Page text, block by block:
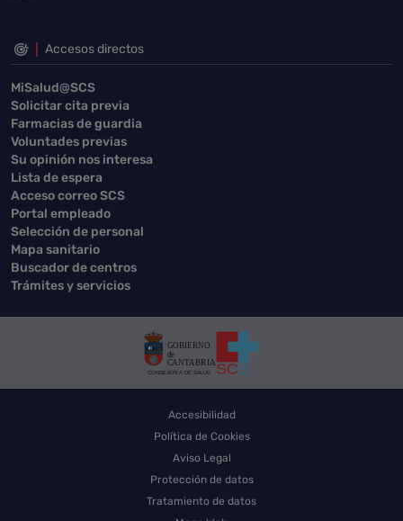
Accesos directos
MiSalud@SCS
Solicitar cita previa
Farmacias de guardia
Voluntades previas
Su opinión nos interesa
Lista de espera
Acceso correo SCS
Portal empleado
Selección de personal
Mapa sanitario
Buscador de centros
Trámites y servicios
Accesibilidad
Política de Cookies
Aviso Legal
Protección de datos
Tratamiento de datos